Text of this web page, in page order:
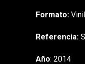
Formato:
Referencia:
Año: 2014